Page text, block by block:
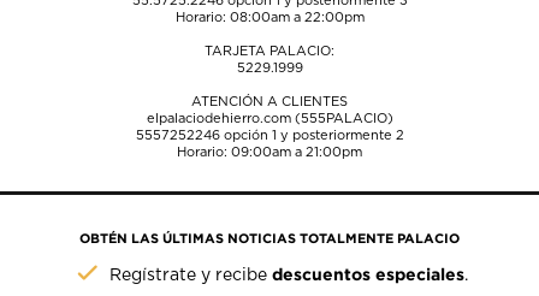
Horario: 08:00am a 22:00pm
TARJETA PALACIO:
5229.1999
ATENCIÓN A CLIENTES
elpalaciodehierro.com (555PALACIO)
5557252246opción 1 y posteriormente 2
Horario: 09:00am a 21:00pm
OBTÉN LAS ÚLTIMAS NOTICIAS TOTALMENTE PALACIO
Regístrate y recibedescuentos especiales.